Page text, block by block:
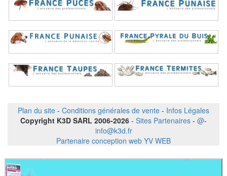
Plan du site - Conditions générales de vente - Infos Légales
Copyright K3D SARL 2006-2026 - Sites Partenaires - @-
info@k3d.fr
Partenaire conception web YV WEB